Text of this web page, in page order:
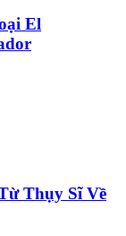
El
Thụy Sĩ Về